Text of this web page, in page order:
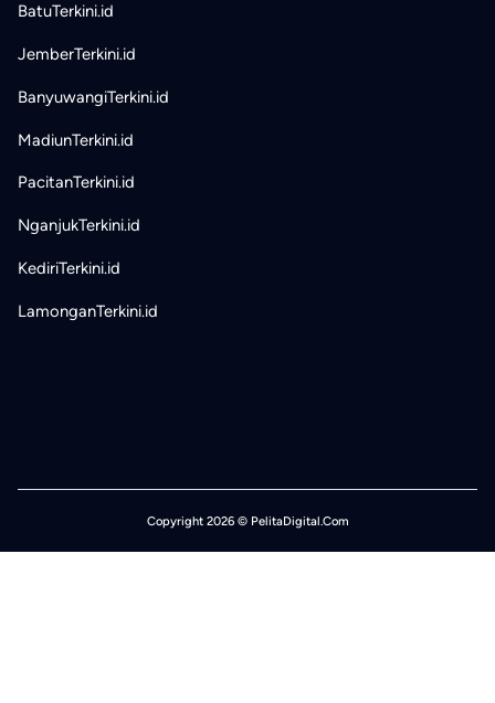
BatuTerkini.id
JemberTerkini.id
BanyuwangiTerkini.id
MadiunTerkini.id
PacitanTerkini.id
NganjukTerkini.id
KediriTerkini.id
LamonganTerkini.id
Copyright 2026 © PelitaDigital.Com